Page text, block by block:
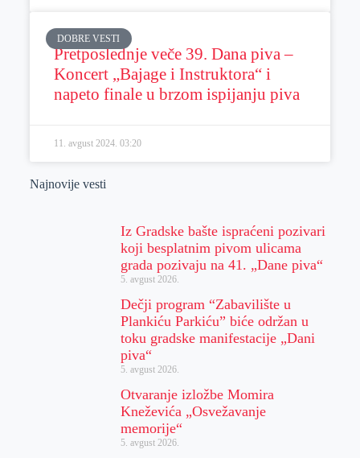
DOBRE VESTI
Pretposlednje veče 39. Dana piva –
Koncert „Bajage i Instruktora“ i
napeto finale u brzom ispijanju piva
11. avgust 2024. 03:20
Najnovije vesti
Iz Gradske bašte ispraćeni pozivari
koji besplatnim pivom ulicama
grada pozivaju na 41. „Dane piva“
5. avgust 2026.
Dečji program “Zabavilište u
Plankiću Parkiću” biće održan u
toku gradske manifestacije „Dani
piva“
5. avgust 2026.
Otvaranje izložbe Momira
Kneževića „Osvežavanje
memorije“
5. avgust 2026.